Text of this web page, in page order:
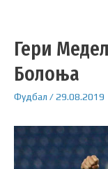
Гери
Болоња
Фудбал /29.08.2019